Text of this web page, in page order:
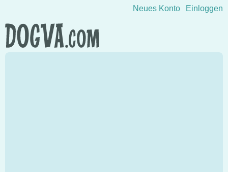
Direkt zum Inhalt wechseln
Neues Konto Einloggen